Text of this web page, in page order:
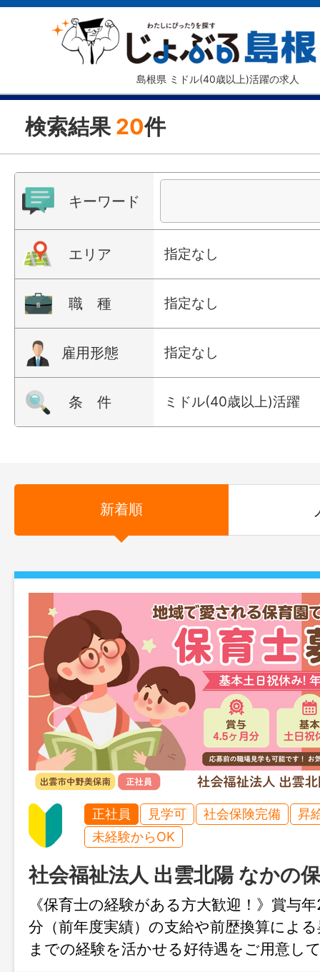
島根県 ミドル(40歳以上)活躍の求人
検索結果 20件
キーワード
エリア 指定なし
職 種 指定なし
雇用形態 指定なし
条 件 ミドル(40歳以上)活躍
新着順
正社員 見学可 社会保険完備
昇
未経験からOK
社会福祉法人 出雲北陽 なかの
《保育士の経験がある方大歓迎！》賞与
分（前年度実績）の支給や前歴換算によ
までの経験を活かせる好待遇をご用意し